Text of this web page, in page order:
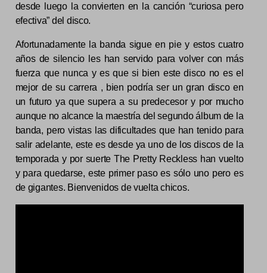
desde luego la convierten en la canción “curiosa pero
efectiva” del disco.
Afortunadamente la banda sigue en pie y estos cuatro
años de silencio les han servido para volver con más
fuerza que nunca y es que si bien este disco no es el
mejor de su carrera , bien podría ser un gran disco en
un futuro ya que supera a su predecesor y por mucho
aunque no alcance la maestría del segundo álbum de la
banda, pero vistas las dificultades que han tenido para
salir adelante, este es desde ya uno de los discos de la
temporada y por suerte The Pretty Reckless han vuelto
y para quedarse, este primer paso es sólo uno pero es
de gigantes. Bienvenidos de vuelta chicos.